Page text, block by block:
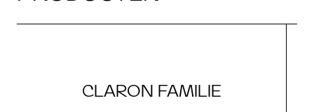
CLARON FAMILIE